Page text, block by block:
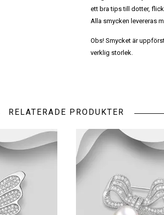
ett bra tips till dotter,
Alla smycken levereras
Obs! Smycket är
verklig storlek.
RELATERADE PRODUKTER